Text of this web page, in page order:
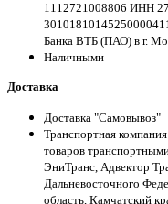
1112721008806 ИНН
Банка ВТБ (ПАО) в г.
Наличными
Доставка
Доставка "Самовывоз"
Транспортная
товаров
ЭниТранс, Адвектор
Дальневосточного
область, Камчатский